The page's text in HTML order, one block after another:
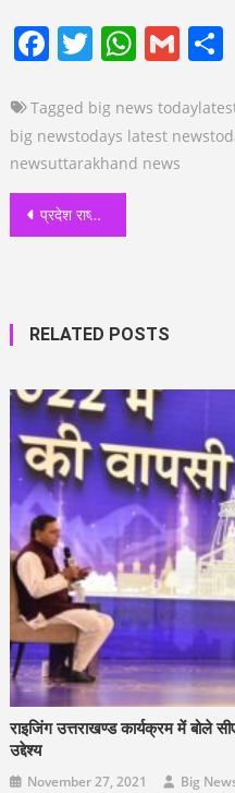
Facebook
Twitter
Tagged big news today
big newstodays latest news
newsuttarakhand news
Post
प्रदेश राष्ट्रीय खेल आयोजनों का एक महत्वपूर्ण केंद्र बनकर उभर रहा : कैबिनेट मंत्री
RELATED POSTS
राइजिंग उत्तराखण्ड कार्यक्रम में बोले
उद्देश्य
November 27, 2021 Big